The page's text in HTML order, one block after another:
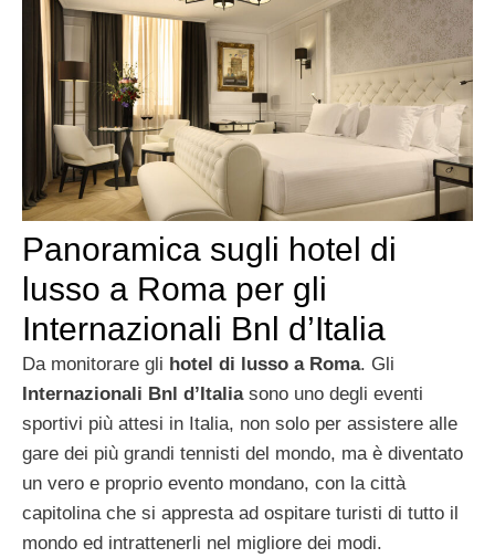
Panoramica sugli hotel di
lusso a Roma per gli
Internazionali Bnl d’Italia
Da monitorare gli hotel di lusso a Roma. Gli
Internazionali Bnl d’Italiasono uno degli eventi
sportivi più attesi in Italia, non solo per assistere alle
gare dei più grandi tennisti del mondo, ma è diventato
un vero e proprio evento mondano, con la città
capitolina che si appresta ad ospitare turisti di tutto il
mondo ed intrattenerli nel migliore dei modi.